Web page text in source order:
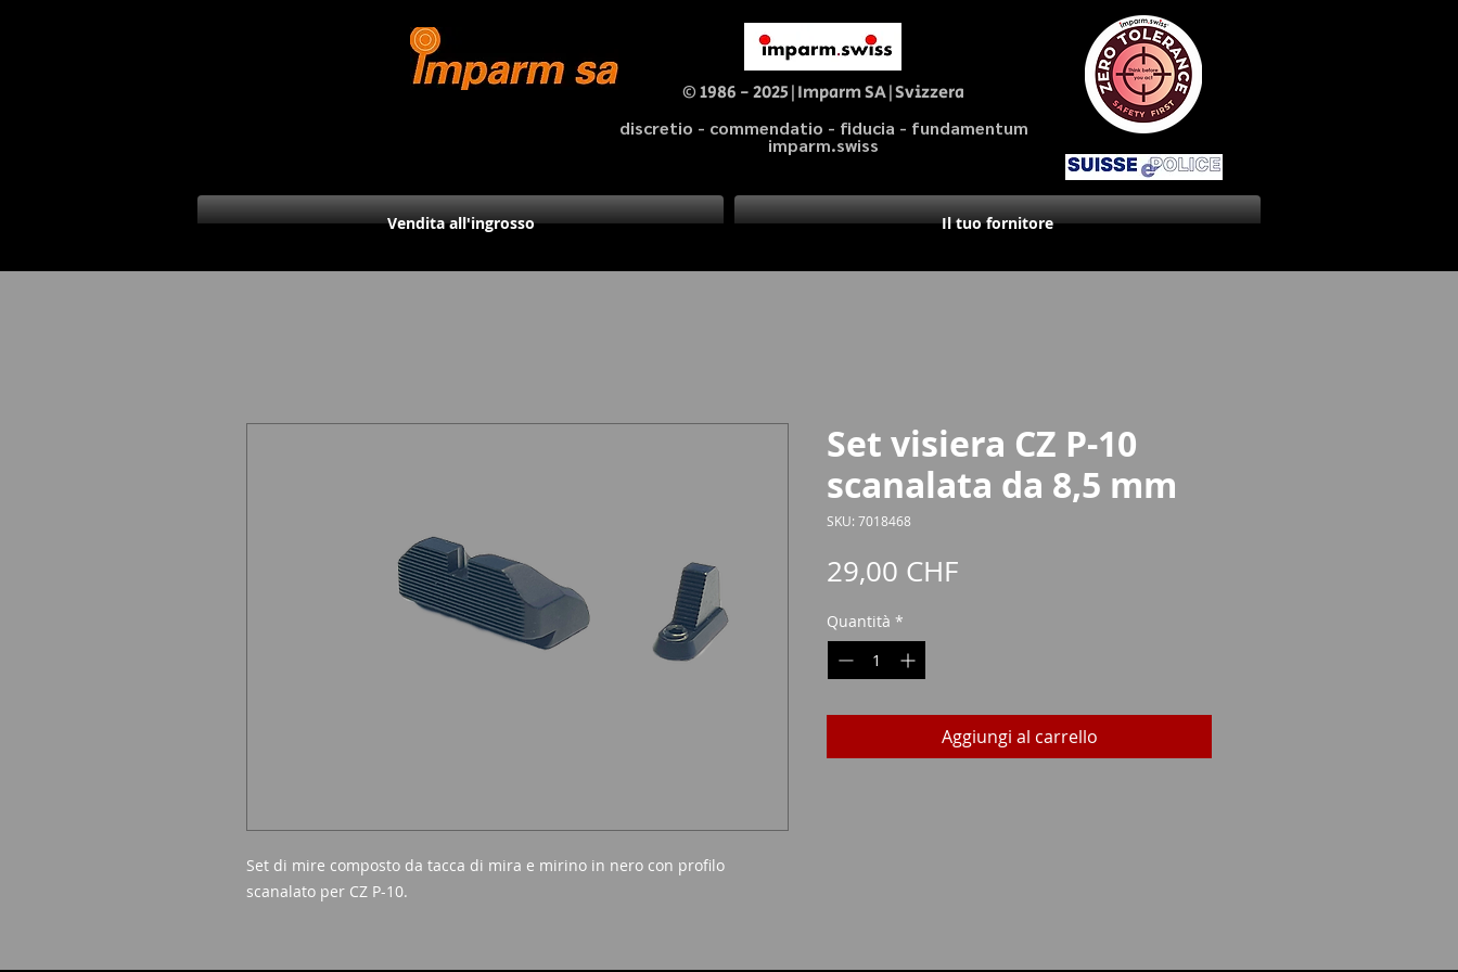
© 1986 - 2025|Imparm SA|Svizzera
discretio - commendatio - fiducia - fundamentum
imparm.swiss
Vendita all'ingrosso Il tuo fornitore
Set di mire composto da tacca di mira e mirino in nero con profilo
scanalato per CZ P-10.
Set visiera CZ P-10
scanalata da 8,5 mm
SKU: 7018468
29,00 CHFPrezzo
Quantità *
Aggiungi al carrello